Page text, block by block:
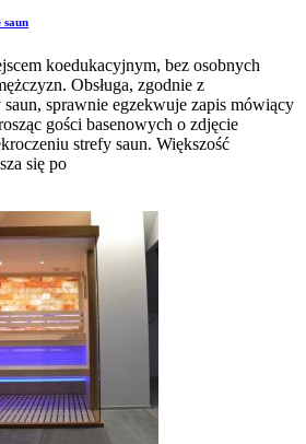
saun
koedukacyjnym, bez osobnych
Obsługa, zgodnie z
sprawnie egzekwuje zapis mówiący
gości basenowych o zdjęcie
strefy saun. Większość
się po